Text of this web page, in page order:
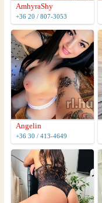
AmhyraShy
+36 20 / 807-3053
Angelin
+36 30 / 413-4649